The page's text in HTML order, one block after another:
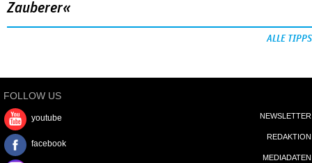
Zauberer«
ALLE TIPPS
FOLLOW US
youtube
facebook
NEWSLETTER
REDAKTION
MEDIADATEN